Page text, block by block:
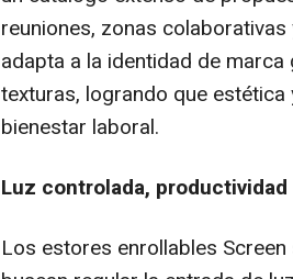
reuniones, zonas
adapta a la identidad de
texturas, logrando que
bienestar laboral.
Luz controlada,
Los estores enrollables